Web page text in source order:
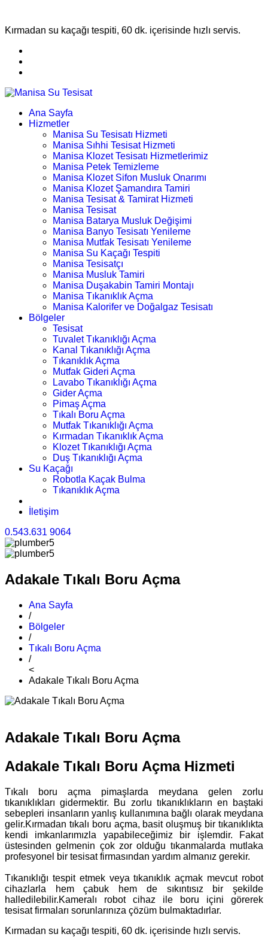
Kırmadan su kaçağı tespiti, 60 dk. içerisinde hızlı servis.
Ana Sayfa
Hizmetler
Manisa Su Tesisatı Hizmeti
Manisa Sıhhi Tesisat Hizmeti
Manisa Klozet Tesisatı Hizmetlerimiz
Manisa Petek Temizleme
Manisa Klozet Sifon Musluk Onarımı
Manisa Klozet Şamandıra Tamiri
Manisa Tesisat & Tamirat Hizmeti
Manisa Tesisat
Manisa Batarya Musluk Değişimi
Manisa Banyo Tesisatı Yenileme
Manisa Mutfak Tesisatı Yenileme
Manisa Su Kaçağı Tespiti
Manisa Tesisatçı
Manisa Musluk Tamiri
Manisa Duşakabin Tamiri Montajı
Manisa Tıkanıklık Açma
Manisa Kalorifer ve Doğalgaz Tesisatı
Bölgeler
Tesisat
Tuvalet Tıkanıklığı Açma
Kanal Tıkanıklığı Açma
Tıkanıklık Açma
Mutfak Gideri Açma
Lavabo Tıkanıklığı Açma
Gider Açma
Pimaş Açma
Tıkalı Boru Açma
Mutfak Tıkanıklığı Açma
Kırmadan Tıkanıklık Açma
Klozet Tıkanıklığı Açma
Duş Tıkanıklığı Açma
Su Kaçağı
Robotla Kaçak Bulma
Tıkanıklık Açma
İletişim
0.543.631 9064
Adakale Tıkalı Boru Açma
Ana Sayfa
/
Bölgeler
/
Tıkalı Boru Açma
/
<
Adakale Tıkalı Boru Açma
Adakale Tıkalı Boru Açma
Adakale Tıkalı Boru Açma Hizmeti
Tıkalı boru açma pimaşlarda meydana gelen zorlu
tıkanıklıkları gidermektir. Bu zorlu tıkanıklıkların en baştaki
sebepleri insanların yanlış kullanımına bağlı olarak meydana
gelir.Kırmadan tıkalı boru açma, basit oluşmuş bir tıkanıklıkta
kendi imkanlarımızla yapabileceğimiz bir işlemdir. Fakat
üstesinden gelmenin çok zor olduğu tıkanmalarda mutlaka
profesyonel bir tesisat firmasından yardım almanız gerekir.
Tıkanıklığı tespit etmek veya tıkanıklık açmak mevcut robot
cihazlarla hem çabuk hem de sıkıntısız bir şekilde
halledilebilir.Kameralı robot cihaz ile boru içini görerek
tesisat firmaları sorunlarınıza çözüm bulmaktadırlar.
Kırmadan su kaçağı tespiti, 60 dk. içerisinde hızlı servis.